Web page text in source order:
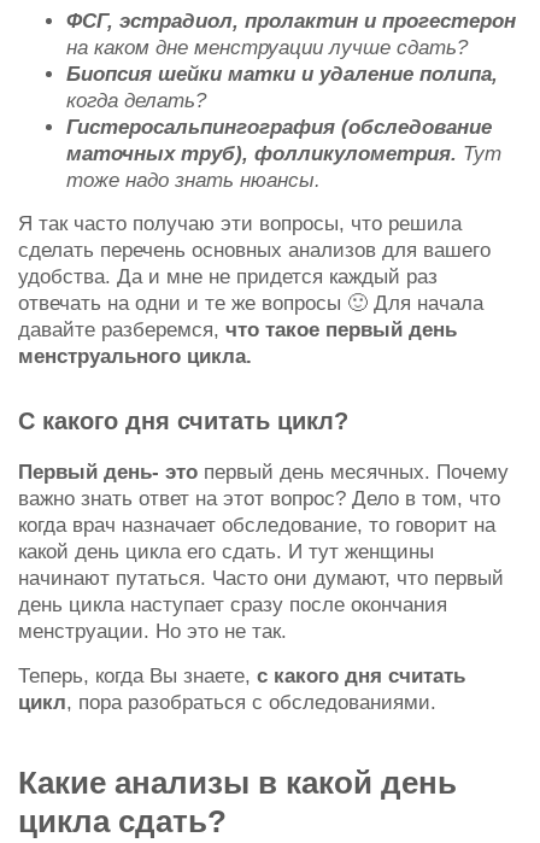
ФСГ, эстрадиол, пролактин и прогестерон
на каком дне менструации лучше сдать?
Биопсия шейки матки и удаление полипа,
когда делать?
Гистеросальпингография (обследование
маточных труб), фолликулометрия. Тут
тоже надо знать нюансы.
Я так часто получаю эти вопросы, что решила
сделать перечень основных анализов для вашего
удобства. Да и мне не придется каждый раз
отвечать на одни и те же вопросы 🙂 Для начала
давайте разберемся, что такое первый день
менструального цикла.
С какого дня считать цикл?
Первый день- это первый день месячных. Почему
важно знать ответ на этот вопрос? Дело в том, что
когда врач назначает обследование, то говорит на
какой день цикла его сдать. И тут женщины
начинают путаться. Часто они думают, что первый
день цикла наступает сразу после окончания
менструации. Но это не так.
Теперь, когда Вы знаете, с какого дня считать
цикл, пора разобраться с обследованиями.
Какие анализы в какой день
цикла сдать?